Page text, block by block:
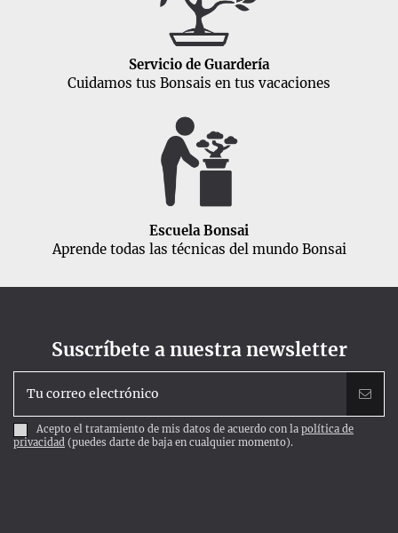
Servicio de Guardería
Cuidamos tus Bonsais en tus vacaciones
Escuela Bonsai
Aprende todas las técnicas del mundo Bonsai
Suscríbete a nuestra newsletter
Acepto el tratamiento de mis datos de acuerdo con la política de
privacidad (puedes darte de baja en cualquier momento).